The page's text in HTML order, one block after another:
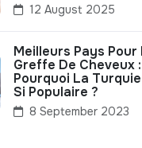
12 August 2025
Meilleurs Pays Pour
Greffe De Cheveux :
Pourquoi La
Si Populaire ?
8 September 2023